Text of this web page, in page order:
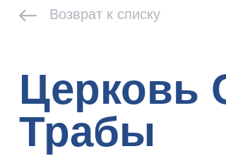
Возврат к списку
Церковь
Трабы